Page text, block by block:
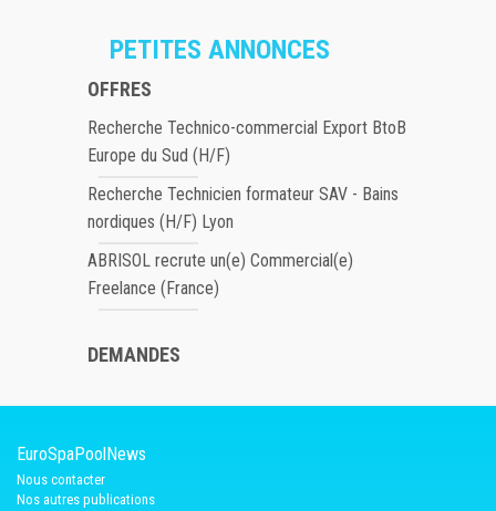
PETITES ANNONCES
OFFRES
Recherche Technico-commercial Export BtoB
Europe du Sud (H/F)
Recherche Technicien formateur SAV - Bains
nordiques (H/F) Lyon
ABRISOL recrute un(e) Commercial(e)
Freelance (France)
DEMANDES
EuroSpaPoolNews
Nous contacter
Nos autres publications